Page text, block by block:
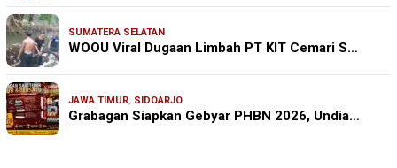
SUMATERA SELATAN
WOOU Viral Dugaan Limbah PT KIT Cemari S…
JAWA TIMUR, SIDOARJO
Grabagan Siapkan Gebyar PHBN 2026, Undia…